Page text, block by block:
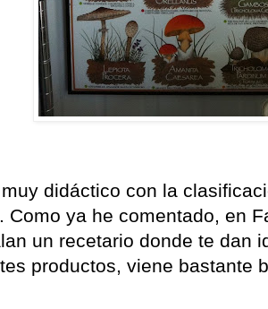
didáctico con la
Como ya he comentado, en
un recetario donde te dan
productos, viene bastante